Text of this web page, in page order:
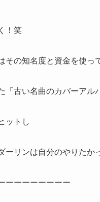
！笑
その知名度と資金を使っ
「古い名曲のカバーアル
ットし
ーリンは自分のやりたか
ーーーーーーーー